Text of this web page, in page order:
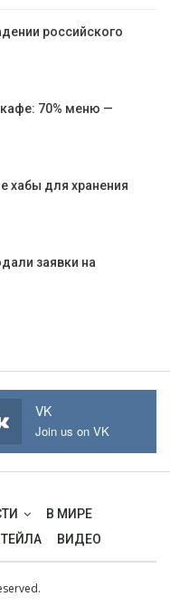
российского
70% меню —
хабы для хранения
заявки на
VK
Join us on VK
В МИРЕ
ВИДЕО